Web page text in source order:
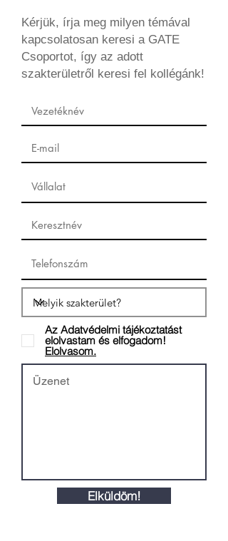
Kérjük, írja meg milyen témával
kapcsolatosan keresi a GATE
Csoportot, így az adott
szakterületről keresi fel kollégánk!
Az Adatvédelmi tájékoztatást
elolvastam és elfogadom!
Elolvasom.
Elküldöm!